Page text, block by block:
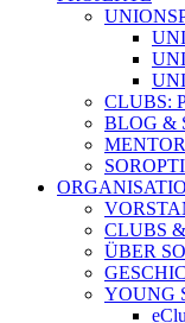
CLUBS:
BLOG &
CLUBS
ÜBER
YOUNG